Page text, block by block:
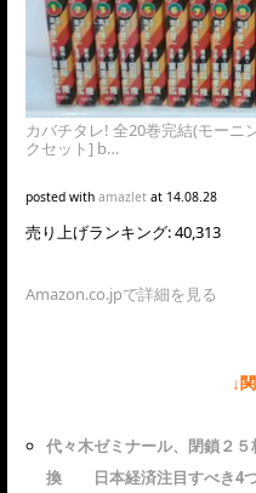
カバチタレ! 全20巻完結(モーニ
クセット] b…
posted with amazlet at 14.08.28
売り上げランキング: 40,313
Amazon.co.jpで詳細を見る
↓
代々木ゼミナール、閉鎖２
換 日本経済注目すべき4つ